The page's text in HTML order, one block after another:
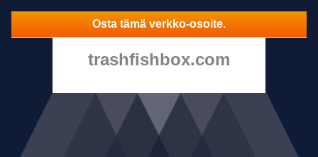
Osta tämä verkko-osoite.
trashfishbox.com